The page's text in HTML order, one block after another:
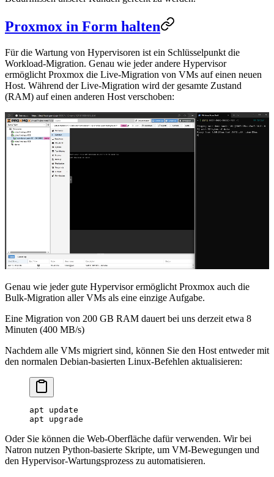
Proxmox in Form halten
Für die Wartung von Hypervisoren ist ein Schlüsselpunkt die
Workload-Migration. Genau wie jeder andere Hypervisor
ermöglicht Proxmox die Live-Migration von VMs auf einen neuen
Host. Während der Live-Migration wird der gesamte Zustand
(RAM) auf einen anderen Host verschoben:
Genau wie jeder gute Hypervisor ermöglicht Proxmox auch die
Bulk-Migration aller VMs als eine einzige Aufgabe.
Eine Migration von 200 GB RAM dauert bei uns derzeit etwa 8
Minuten (400 MB/s)
Nachdem alle VMs migriert sind, können Sie den Host entweder mit
den normalen Debian-basierten Linux-Befehlen aktualisieren:
apt update
apt upgrade
Oder Sie können die Web-Oberfläche dafür verwenden. Wir bei
Natron nutzen Python-basierte Skripte, um VM-Bewegungen und
den Hypervisor-Wartungsprozess zu automatisieren.